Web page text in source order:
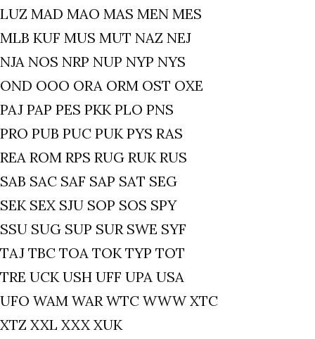
LUZ MAD MAO MAS MEN MES
MLB KUF MUS MUT NAZ NEJ
NJA NOS NRP NUP NYP NYS
OND OOO ORA ORM OST OXE
PAJ PAP PES PKK PLO PNS
PRO PUB PUC PUK PYS RAS
REA ROM RPS RUG RUK RUS
SAB SAC SAF SAP SAT SEG
SEK SEX SJU SOP SOS SPY
SSU SUG SUP SUR SWE SYF
TAJ TBC TOA TOK TYP TOT
TRE UCK USH UFF UPA USA
UFO WAM WAR WTC WWW XTC
XTZ XXL XXX XUK